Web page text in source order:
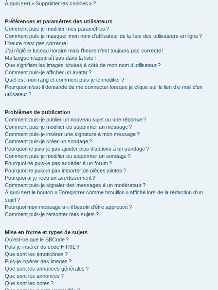
À quoi sert « Supprimer les cookies » ?
Préférences et paramètres des utilisateurs
Comment puis-je modifier mes paramètres ?
Comment puis-je masquer mon nom d’utilisateur de la liste des utilisateurs en ligne ?
L’heure n’est pas correcte !
J’ai réglé le fuseau horaire mais l’heure n’est toujours pas correcte !
Ma langue n’apparaît pas dans la liste !
Que signifient les images situées à côté de mon nom d’utilisateur ?
Comment puis-je afficher un avatar ?
Quel est mon rang et comment puis-je le modifier ?
Pourquoi m’est-il demandé de me connecter lorsque je clique sur le lien d’e-mail d’un
utilisateur ?
Problèmes de publication
Comment puis-je publier un nouveau sujet ou une réponse ?
Comment puis-je modifier ou supprimer un message ?
Comment puis-je insérer une signature à mon message ?
Comment puis-je créer un sondage ?
Pourquoi ne puis-je pas ajouter plus d’options à un sondage ?
Comment puis-je modifier ou supprimer un sondage ?
Pourquoi ne puis-je pas accéder à un forum ?
Pourquoi ne puis-je pas importer de pièces jointes ?
Pourquoi ai-je reçu un avertissement ?
Comment puis-je signaler des messages à un modérateur ?
À quoi sert le bouton « Enregistrer comme brouillon » affiché lors de la rédaction d’un
sujet ?
Pourquoi mon message a-t-il besoin d’être approuvé ?
Comment puis-je remonter mes sujets ?
Mise en forme et types de sujets
Qu’est-ce que le BBCode ?
Puis-je insérer du code HTML ?
Que sont les émoticônes ?
Puis-je insérer des images ?
Que sont les annonces générales ?
Que sont les annonces ?
Que sont les notes ?